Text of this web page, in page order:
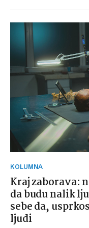
KOLUMNA
Kraj zaborava:
da budu nalik
sebe da,
ljudi